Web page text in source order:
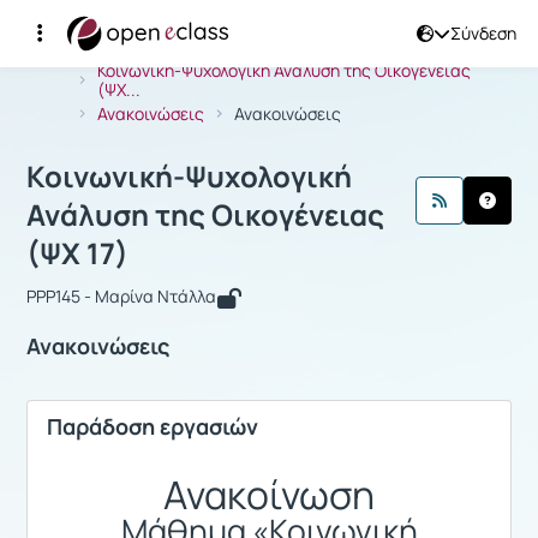
Σύνδεση
Αρχική Σελίδα
Κοινωνική-Ψυχολογική Ανάλυση της Οικογένειας
(ΨΧ...
Ανακοινώσεις
Ανακοινώσεις
Μάθημα : Κοινωνική-Ψυχολογική
Κοινωνική-Ψυχολογική
Ανάλυση της Οικογένειας
(ΨΧ 17)
PPP145 - Μαρίνα Ντάλλα
Ανακοινώσεις
Παράδοση εργασιών
Ανακοίνωση